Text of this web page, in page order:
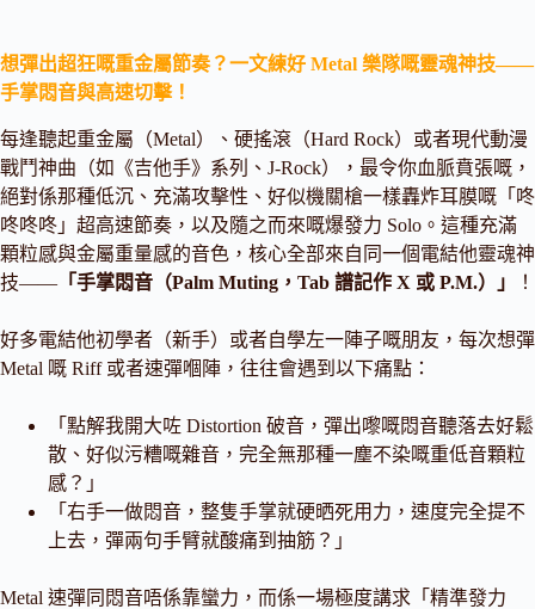
想彈出超狂嘅重金屬節奏？一文練好 Metal 樂隊嘅靈魂神技——
手掌悶音與高速切擊！
每逢聽起重金屬（Metal）、硬搖滾（Hard Rock）或者現代動漫
戰鬥神曲（如《吉他手》系列、J-Rock），最令你血脈賁張嘅，
絕對係那種低沉、充滿攻擊性、好似機關槍一樣轟炸耳膜嘅「咚
咚咚咚」超高速節奏，以及隨之而來嘅爆發力 Solo。這種充滿
顆粒感與金屬重量感的音色，核心全部來自同一個電結他靈魂神
技—— 「手掌悶音（Palm Muting，Tab 譜記作 X 或 P.M.）」 ！
好多電結他初學者（新手）或者自學左一陣子嘅朋友，每次想彈
Metal 嘅 Riff 或者速彈嗰陣，往往會遇到以下痛點：
「點解我開大咗 Distortion 破音，彈出嚟嘅悶音聽落去好鬆
散、好似污糟嘅雜音，完全無那種一塵不染嘅重低音顆粒
感？」
「右手一做悶音，整隻手掌就硬晒死用力，速度完全提不
上去，彈兩句手臂就酸痛到抽筋？」
Metal 速彈同悶音唔係靠蠻力，而係一場極度講求「精準發力